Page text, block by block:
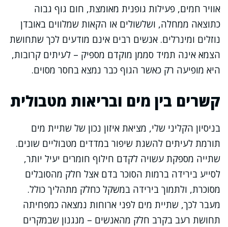
אוויר חמים, פעילות גופנית מאומצת, חום גוף גבוה
כתוצאה ממחלה, ושלשולים או הקאות שמלווים באובדן
נוזלים ומינרלים. אנשים רבים אינם מודעים לכך שתחושת
הצמא אינה תמיד סממן מוקדם מספיק – לעיתים קרובות,
היא מופיעה רק כאשר הגוף כבר נמצא בחסר מסוים.
קשרים בין מים ובריאות מטבולית
בניסיון הקליני שלי, מציאת איזון נכון של שתיית מים
תורמת לעיתים להשגת שיפור במדדים מטבוליים שונים.
שתייה מספקת עשויה לקדם חילוף חומרים יעיל יותר,
לסייע בירידה ברמות הסוכר בדם אצל חלק מהסובלים
מסוכרת, ולתמוך בירידה במשקל כחלק מתהליך כולל.
מעבר לכך, שתיית מים לפני ארוחות נמצאה כמפחיתה
תחושת רעב בקרב חלק מהאנשים – מנגנון שבמקרים